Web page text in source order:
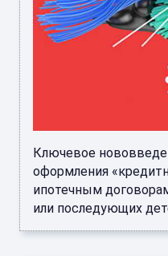
Ключевое
оформления
ипотечным
или последующих